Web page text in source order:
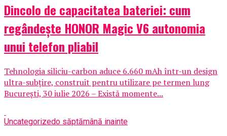
Dincolo de capacitatea bateriei: cum
regândește HONOR Magic V6 autonomia
unui telefon pliabil
Tehnologia siliciu-carbon aduce 6.660 mAh într-un design
ultra-subțire, construit pentru utilizare pe termen lung
București, 30 iulie 2026 – Există momente...
Uncategorizedo săptămână inainte